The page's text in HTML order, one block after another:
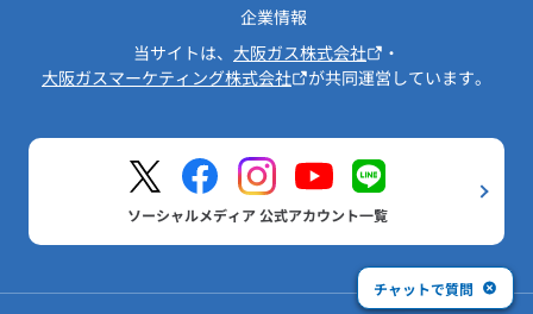
企業情報
当サイトは、 大阪ガス株式会社
・
大阪ガスマーケティング株式会社
が共同運営しています。
ソーシャルメディア 公式アカウント一覧
チャットで質問